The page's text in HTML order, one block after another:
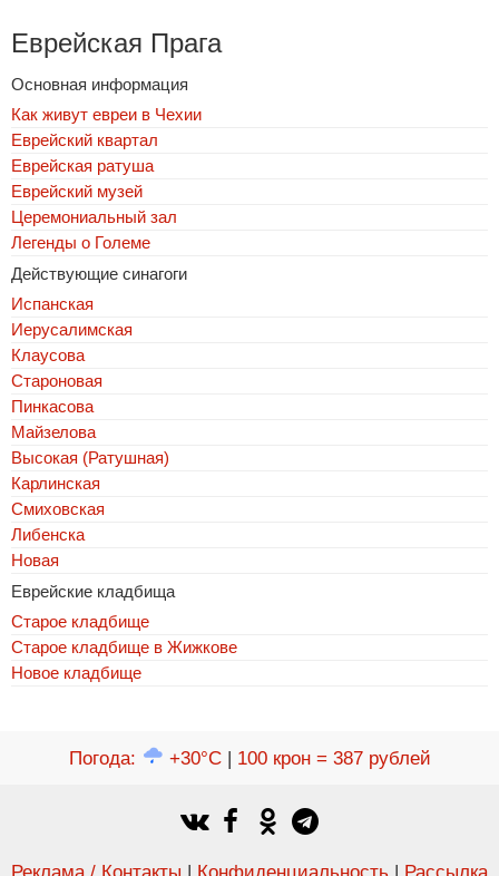
Еврейская Прага
Основная информация
Как живут евреи в Чехии
Еврейский квартал
Еврейская ратуша
Еврейский музей
Церемониальный зал
Легенды о Големе
Действующие синагоги
Испанская
Иерусалимская
Клаусова
Староновая
Пинкасова
Майзелова
Высокая (Ратушная)
Карлинская
Смиховская
Либенска
Новая
Еврейские кладбища
Старое кладбище
Старое кладбище в Жижкове
Новое кладбище
Погода: +30°C| 100 крон = 387 рублей